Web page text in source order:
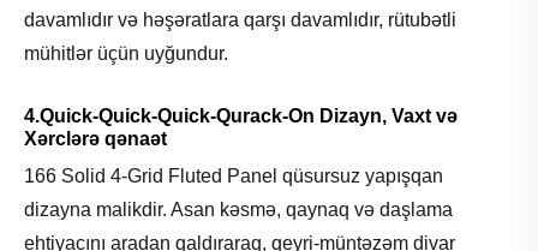
davamlıdır və həşəratlara qarşı davamlıdır, rütubətli
mühitlər üçün uyğundur.
4.Quick-Quick-Quick-Qurack-On Dizayn, Vaxt və
Xərclərə qənaət
166 Solid 4-Grid Fluted Panel qüsursuz yapışqan
dizayna malikdir. Asan kəsmə, qaynaq və daşlama
ehtiyacını aradan qaldıraraq, qeyri-müntəzəm divar